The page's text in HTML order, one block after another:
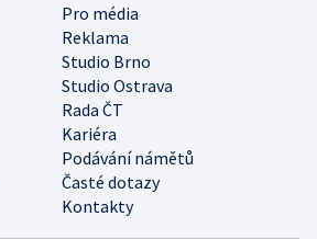
Pro média
Reklama
Studio Brno
Studio Ostrava
Rada ČT
Kariéra
Podávání námětů
Časté dotazy
Kontakty